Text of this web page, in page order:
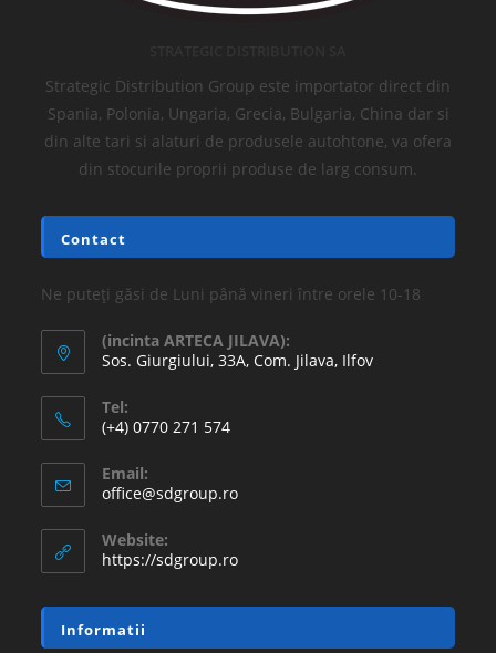
Strategic Distribution Group este importator direct din
Spania, Polonia, Ungaria, Grecia, Bulgaria, China dar si
din alte tari si alaturi de produsele autohtone, va ofera
din stocurile proprii produse de larg consum.
Contact
Ne puteți găsi de Luni până vineri între orele 10-18
(incinta ARTECA JILAVA):
Sos. Giurgiului, 33A, Com. Jilava, Ilfov
Tel:
(+4) 0770 271 574
Email:
office@sdgroup.ro
Website:
https://sdgroup.ro
Informatii